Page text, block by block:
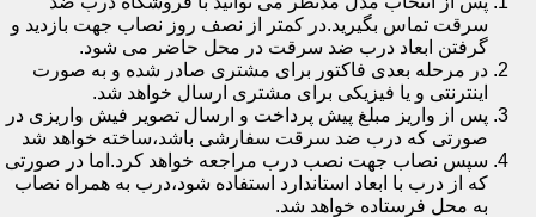
سرقت تماس بگیرید.در کمتر از نصف روز نصاب جهت بازدید و
گرفتن ابعاد درب ضد سرقت در محل حاضر می شود.
در مرحله بعدی فاکتور برای مشتری صادر شده و به صورت
اینترنتی و یا فیزیکی برای مشتری ارسال خواهد شد.
پس از واریز مبلغ پیش پرداخت و ارسال تصویر فیش واریزی در
صورتی که درب ضد سرقت سفارشی باشد،ساخته خواهد شد
سپس نصاب جهت نصب درب مراجعه خواهد کرد.اما در صورتی
که از درب با ابعاد استاندارد استفاده شود،درب به همراه نصاب
به محل فرستاده خواهد شد.